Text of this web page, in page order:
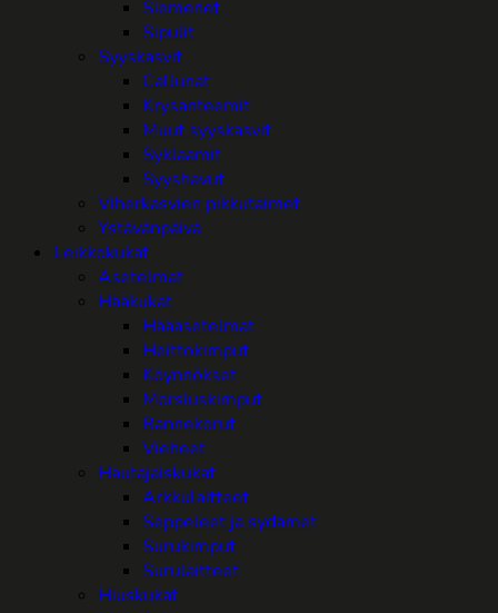
Siemenet
Sipulit
Syyskasvit
Callunat
Krysanteemit
Muut syyskasvit
Syklaamit
Syyshavut
Viherkasvien pikkutaimet
Ystävänpäivä
Leikkokukat
Asetelmat
Hääkukat
Hääasetelmat
Heittokimput
Köynnökset
Morsiuskimput
Rannekorut
Vieheet
Hautajaiskukat
Arkkulaitteet
Seppeleet ja sydämet
Surukimput
Surulaitteet
Hiuskukat